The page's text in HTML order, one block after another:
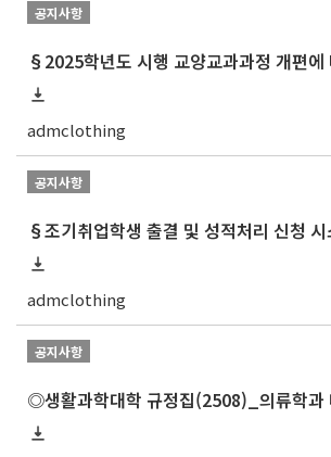
공지사항
admclothing
공지사항
admclothing
공지사항
◎생활과학대학 규정집(2508)_의류학